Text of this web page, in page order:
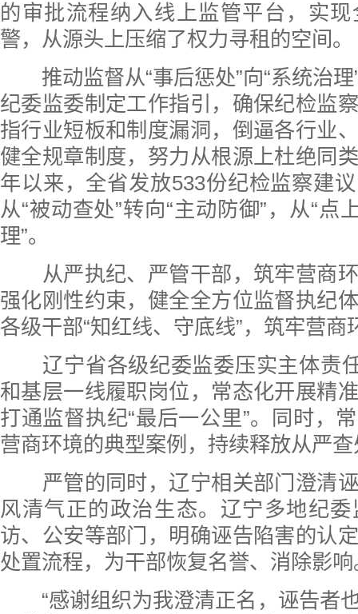
的审批流程纳入线上监管平台，实
警，从源头上压缩了权力寻租的空间。
推动监督从“事后惩处”向“系统治理
纪委监委制定工作指引，确保纪检监
指行业短板和制度漏洞，倒逼各行业
健全规章制度，努力从根源上杜绝同
年以来，全省发放533份纪检监察建
从“被动查处”转向“主动防御”，从“点
理”。
从严执纪、严管干部，筑牢营商环
强化刚性约束，健全全方位监督执纪
各级干部“知红线、守底线”，筑牢营商
辽宁省各级纪委监委压实主体责任
和基层一线履职岗位，常态化开展精
打通监督执纪“最后一公里”。同时，
营商环境的典型案例，持续释放从严
严管的同时，辽宁相关部门澄清诬
风清气正的政治生态。辽宁多地纪
访、公安等部门，明确诬告陷害的认
处置流程，为干部恢复名誉、消除影响
“感谢组织为我澄清正名，诬告者